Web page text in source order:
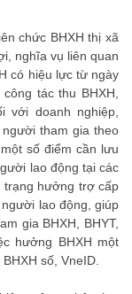
chức BHXH thị xã
nghĩa vụ liên quan
có hiệu lực từ ngày
tác thu BHXH,
với doanh nghiệp,
tham gia theo
số điểm cần lưu
lao động tại các
trạng hưởng trợ cấp
lao động, giúp
gia BHXH, BHYT,
hưởng BHXH một
số, VneID.